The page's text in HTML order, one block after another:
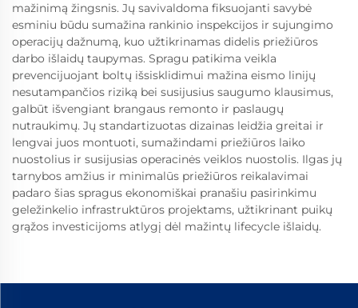
mažinimą žingsnis. Jų savivaldoma fiksuojanti savybė
esminiu būdu sumažina rankinio inspekcijos ir sujungimo
operacijų dažnumą, kuo užtikrinamas didelis priežiūros
darbo išlaidų taupymas. Spragu patikima veikla
prevencijuojant boltų išsisklidimui mažina eismo linijų
nesutampančios riziką bei susijusius saugumo klausimus,
galbūt išvengiant brangaus remonto ir paslaugų
nutraukimų. Jų standartizuotas dizainas leidžia greitai ir
lengvai juos montuoti, sumažindami priežiūros laiko
nuostolius ir susijusias operacinės veiklos nuostolis. Ilgas jų
tarnybos amžius ir minimalūs priežiūros reikalavimai
padaro šias spragus ekonomiškai pranašiu pasirinkimu
geležinkelio infrastruktūros projektams, užtikrinant puikų
grąžos investicijoms atlygį dėl mažintų lifecycle išlaidų.